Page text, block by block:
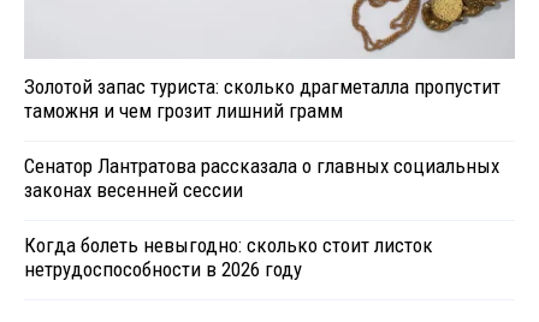
Золотой запас туриста: сколько драгметалла пропустит
таможня и чем грозит лишний грамм
Сенатор Лантратова рассказала о главных социальных
законах весенней сессии
Когда болеть невыгодно: сколько стоит листок
нетрудоспособности в 2026 году